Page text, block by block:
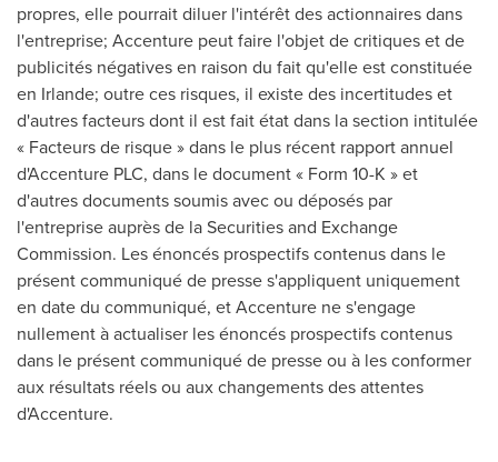
propres, elle pourrait diluer l'intérêt des actionnaires dans
l'entreprise; Accenture peut faire l'objet de critiques et de
publicités négatives en raison du fait qu'elle est constituée
en Irlande; outre ces risques, il existe des incertitudes et
d'autres facteurs dont il est fait état dans la section intitulée
« Facteurs de risque » dans le plus récent rapport annuel
d'Accenture PLC, dans le document « Form 10-K » et
d'autres documents soumis avec ou déposés par
l'entreprise auprès de la Securities and Exchange
Commission. Les énoncés prospectifs contenus dans le
présent communiqué de presse s'appliquent uniquement
en date du communiqué, et Accenture ne s'engage
nullement à actualiser les énoncés prospectifs contenus
dans le présent communiqué de presse ou à les conformer
aux résultats réels ou aux changements des attentes
d'Accenture.